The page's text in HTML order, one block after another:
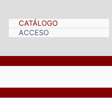
CATÁLOGO
ACCESO